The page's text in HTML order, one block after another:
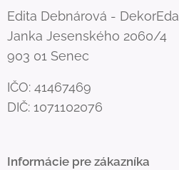
Edita Debnárová - DekorEda
Janka Jesenského 2060/4
903 01 Senec
IČO: 41467469
DIČ: 1071102076
Informácie pre zákazníka